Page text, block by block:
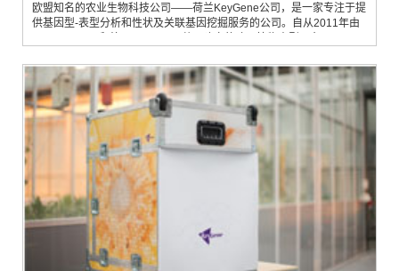
欧盟知名的农业生物科技公司——荷兰KeyGene公司，是一家专注于提
供基因型-表型分析和性状及关联基因挖掘服务的公司。自从2011年由
验，并取得了异常出色的结果，从而导致PhenoFab一直处于满负荷运
转状态。